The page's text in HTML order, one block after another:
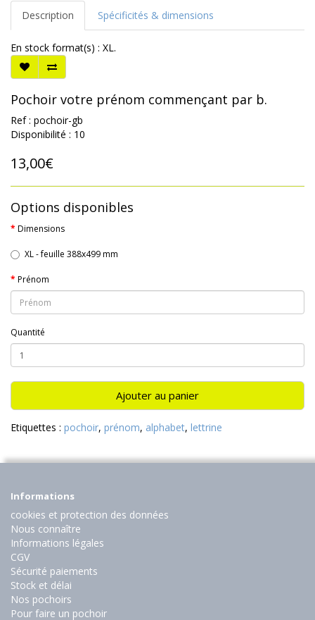
Description Spécificités & dimensions
En stock format(s) : XL.
Pochoir votre prénom commençant par b.
Ref : pochoir-gb
Disponibilité : 10
13,00€
Options disponibles
Dimensions
XL - feuille 388x499 mm
Prénom
Quantité
Ajouter au panier
Etiquettes : pochoir, prénom, alphabet, lettrine
Informations
cookies et protection des données
Nous connaître
Informations légales
CGV
Sécurité paiements
Stock et délai
Nos pochoirs
Pour faire un pochoir